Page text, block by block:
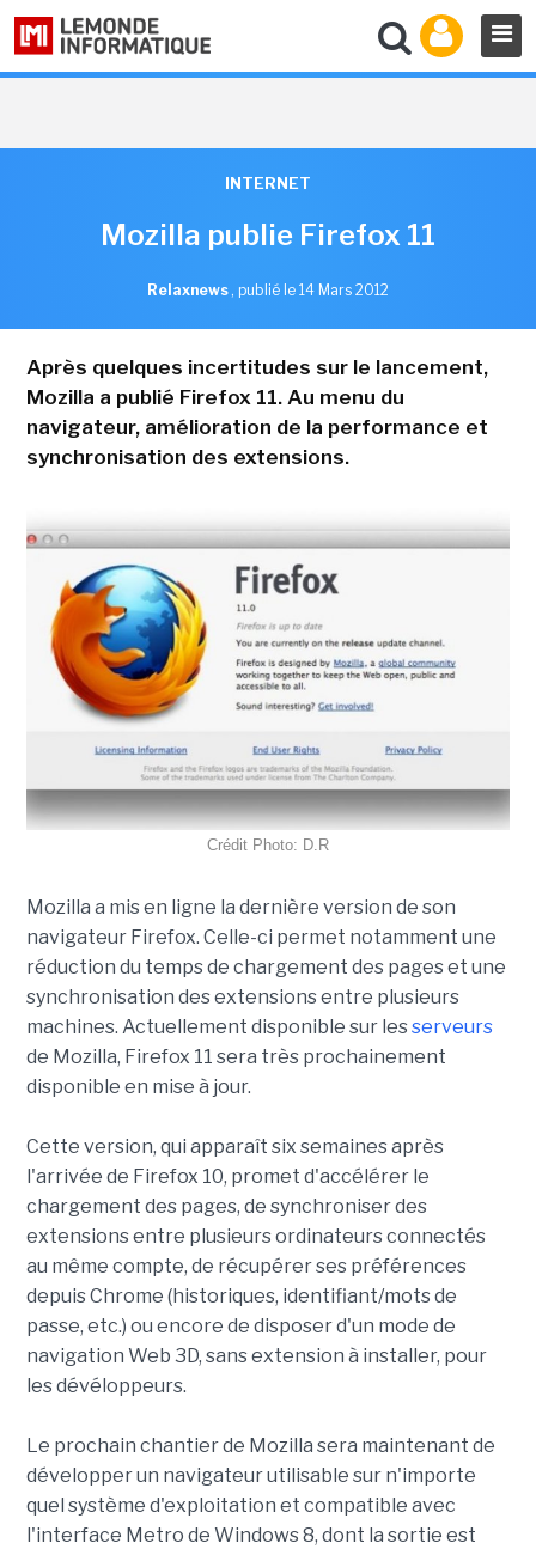
INTERNET
Mozilla publie Firefox 11
Relaxnews , publié le 14 Mars 2012
Après quelques incertitudes sur le lancement,
Mozilla a publié Firefox 11. Au menu du
navigateur, amélioration de la performance et
synchronisation des extensions.
Crédit Photo: D.R
Mozilla a mis en ligne la dernière version de son
navigateur Firefox. Celle-ci permet notamment une
réduction du temps de chargement des pages et une
synchronisation des extensions entre plusieurs
machines. Actuellement disponible sur lesserveurs
de Mozilla, Firefox 11 sera très prochainement
disponible en mise à jour.
Cette version, qui apparaît six semaines après
l'arrivée de Firefox 10, promet d'accélérer le
chargement des pages, de synchroniser des
extensions entre plusieurs ordinateurs connectés
au même compte, de récupérer ses préférences
depuis Chrome (historiques, identifiant/mots de
passe, etc.) ou encore de disposer d'un mode de
navigation Web 3D, sans extension à installer, pour
les dévéloppeurs.
Le prochain chantier de Mozilla sera maintenant de
développer un navigateur utilisable sur n'importe
quel système d'exploitation et compatible avec
l'interface Metro de Windows 8, dont la sortie est